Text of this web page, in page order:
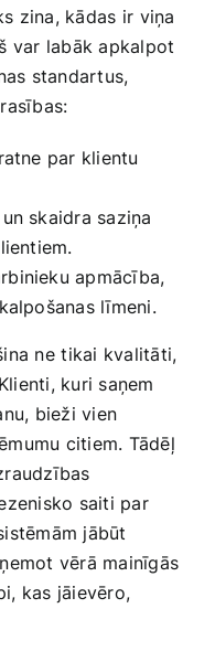
zina, kādas ir⁣ viņa
var labāk apkalpot
standartus,
par klientu
skaidra​ saziņa
apmācība,
līmeni.
ne ⁣tikai‍ kvalitāti,
kuri‌ saņem
bieži vien
citiem. Tādēļ
saiti par
jābūt
vērā‌ mainīgās
kas⁢ jāievēro,